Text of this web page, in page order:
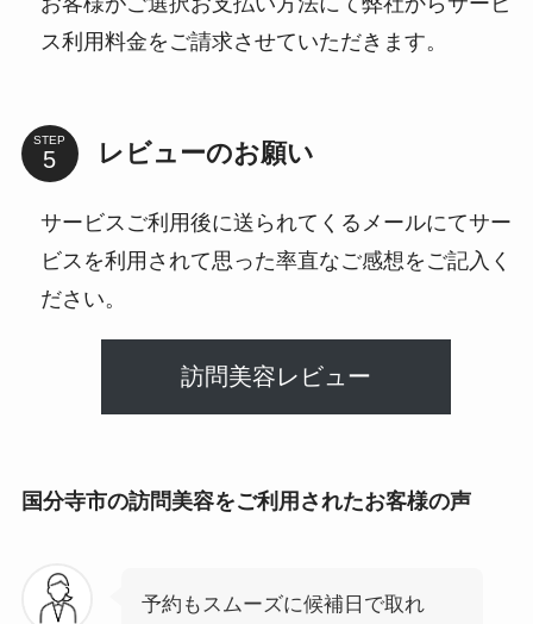
ス利用料金をご請求させていただきます。
STEP レビューのお願い
サービスご利用後に送られてくるメールにてサー
ビスを利用されて思った率直なご感想をご記入く
ださい。
訪問美容レビュー
国分寺市の訪問美容をご利用されたお客様の声
予約もスムーズに候補日で取れ